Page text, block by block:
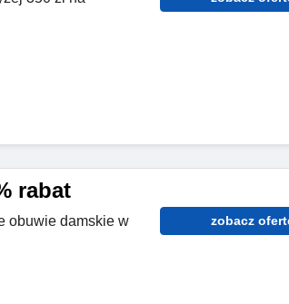
rabat
obuwie damskie w
zobacz